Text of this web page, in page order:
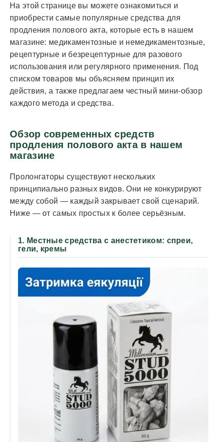
На этой странице вы можете ознакомиться и
приобрести самые популярные средства для
продления полового акта, которые есть в нашем
магазине: медикаментозные и немедикаментозные,
рецептурные и безрецептурные для разового
использования или регулярного применения. Под
списком товаров мы объясняем принцип их
действия, а также предлагаем честный мини-обзор
каждого метода и средства.
Обзор современных средств
продления полового акта в нашем
магазине
Пролонгаторы существуют нескольких
принципиально разных видов. Они не конкурируют
между собой — каждый закрывает свой сценарий.
Ниже — от самых простых к более серьёзным.
1. Местные средства с анестетиком: спреи,
гели, кремы